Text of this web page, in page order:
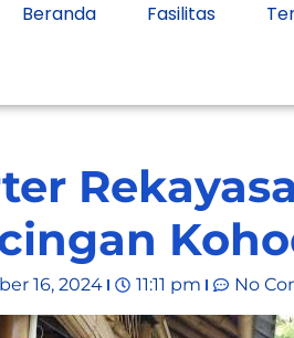
Beranda Fasilitas
16, 2024 11:11 pm No